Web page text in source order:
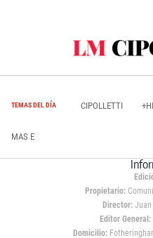
TEMAS DEL DÍA CIPOLLETTI
MAS E
Propietario:
Director: Juan
Editor General:
Domicilio: